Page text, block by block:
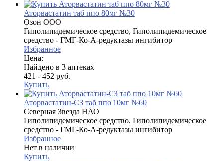
Аторвастатин таб ппо 80мг №30
Озон ООО
Гиполипидемическое средство, Гиполипидемическое
средство - ГМГ-Ко-А-редуктазы ингибитор
Избранное
Цена:
Найдено в 3 аптеках
421 - 452 руб.
Купить
Аторвастатин-СЗ таб ппо 10мг №60
Северная Звезда НАО
Гиполипидемическое средство, Гиполипидемическое
средство - ГМГ-Ко-А-редуктазы ингибитор
Избранное
Нет в наличии
Купить